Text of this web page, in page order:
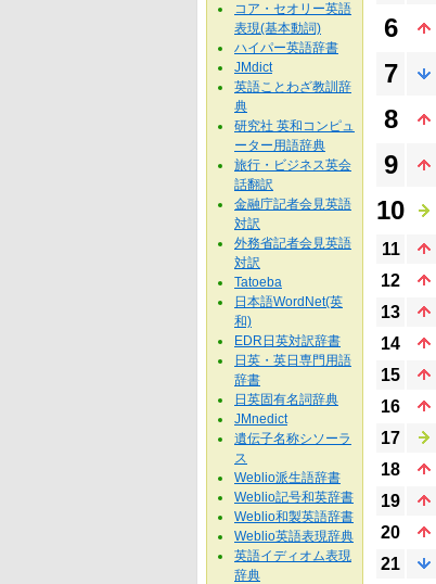
6
7
8
9
10
11
12
13
14
15
16
17
18
19
20
21
コア・セオリー英語
表現(基本動詞)
ハイパー英語辞書
JMdict
英語ことわざ教訓辞
典
研究社 英和コンピュ
ーター用語辞典
旅行・ビジネス英会
話翻訳
金融庁記者会見英語
対訳
外務省記者会見英語
対訳
Tatoeba
日本語WordNet(英
和)
EDR日英対訳辞書
日英・英日専門用語
辞書
日英固有名詞辞典
JMnedict
遺伝子名称シソーラ
ス
Weblio派生語辞書
Weblio記号和英辞書
Weblio和製英語辞書
Weblio英語表現辞典
英語イディオム表現
辞典